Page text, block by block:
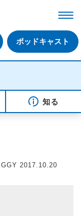
ポッドキャスト
知る
2017.10.20